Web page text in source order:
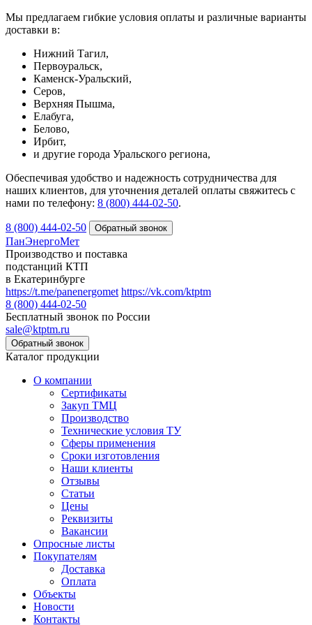
Мы предлагаем гибкие условия оплаты и различные варианты
доставки в:
Нижний Тагил,
Первоуральск,
Каменск-Уральский,
Серов,
Верхняя Пышма,
Елабуга,
Белово,
Ирбит,
и другие города Уральского региона,
Обеспечивая удобство и надежность сотрудничества для
наших клиентов, для уточнения деталей оплаты свяжитесь с
нами по телефону: 8 (800) 444-02-50.
8 (800) 444-02-50
ПанЭнергоМет
Производство и поставка
подстанций КТП
в Екатеринбурге
https://t.me/panenergomet https://vk.com/ktptm
8 (800) 444-02-50
Бесплатный звонок по России
sale@ktptm.ru
Каталог продукции
О компании
Сертификаты
Закуп ТМЦ
Производство
Технические условия ТУ
Сферы применения
Сроки изготовления
Наши клиенты
Отзывы
Статьи
Цены
Реквизиты
Вакансии
Опросные листы
Покупателям
Доставка
Оплата
Объекты
Новости
Контакты